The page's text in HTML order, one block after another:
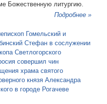
Божественную литургию.
Подробнее »
Гомельский и
Стефан в сослужении
Светлогорского
совершил чин
храма святого
князя Александра
в городе Рогачеве